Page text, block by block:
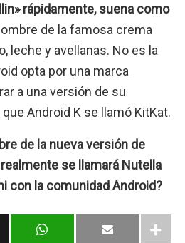
rápidamente, suena como
de la famosa crema
leche y avellanas. No es la
opta por una marca
a una versión de su
Android K se llamó KitKat.
de la nueva versión de
se llamará Nutella
con la comunidad Android?